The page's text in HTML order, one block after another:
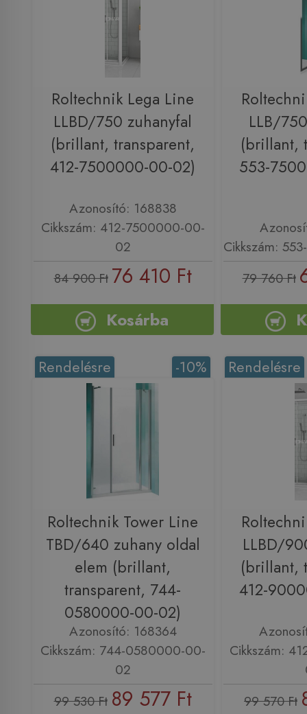
Roltechnik Lega Line
LLBD/750 zuhanyfal
(brillant, transparent,
412-7500000-00-02)
Azonosító: 168838
Cikkszám: 412-7500000-00-
02
84 900 Ft 76 410 Ft
Kosárba
LLB/
(brillant,
553-
Cikkszám:
79 760 Ft
-10%
Rendelésre
Roltechnik Tower Line
TBD/640 zuhany oldal
elem (brillant,
transparent, 744-
0580000-00-02)
Azonosító: 168364
Cikkszám: 744-0580000-00-
02
99 530 Ft 89 577 Ft
Rendelésre
LLBD/
(brillant,
412-
Cikkszám:
99 570 Ft